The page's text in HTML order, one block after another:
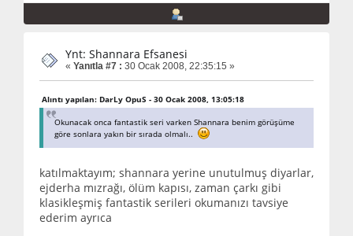
Ynt: Shannara Efsanesi
« Yanıtla #7 : 30 Ocak 2008, 22:35:15 »
Alıntı yapılan: DarLy OpuS - 30 Ocak 2008, 13:05:18
Okunacak onca fantastik seri varken Shannara benim görüşüme
göre sonlara yakın bir sırada olmalı..
katılmaktayım; shannara yerine unutulmuş diyarlar,
ejderha mızrağı, ölüm kapısı, zaman çarkı gibi
klasikleşmiş fantastik serileri okumanızı tavsiye
ederim ayrıca